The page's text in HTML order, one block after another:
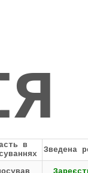
в
Зведена